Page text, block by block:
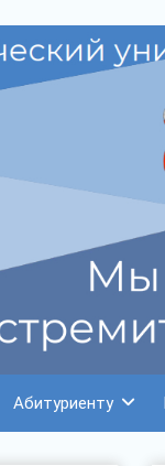
Абитуриенту